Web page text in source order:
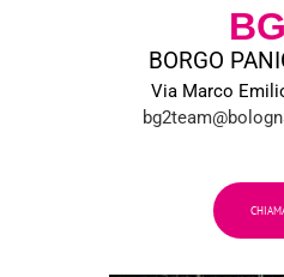
BG
BORGO
Via Marco